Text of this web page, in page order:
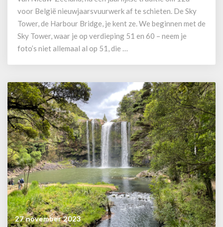
voor België nieuwjaarsvuurwerk af te schieten. De Sky
Tower, de Harbour Bridge, je kent ze. We beginnen met de
Sky Tower, waar je op verdieping 51 en 60 – neem je
foto’s niet allemaal al op 51, die …
27 november 2023